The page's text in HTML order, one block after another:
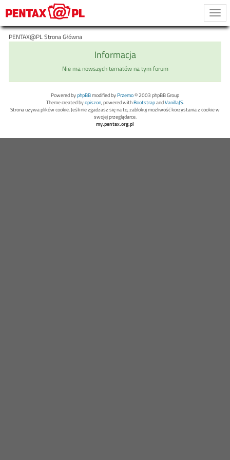
PENTAX@PL Strona Główna
Informacja
Nie ma nowszych tematów na tym forum
Powered byphpBBmodified byPrzemo© 2003 phpBB Group
Theme created byopiszon, powered withBootstrapandVanillaJS.
Strona używa plików cookie. Jeśli nie zgadzasz się na to, zablokuj możliwość korzystania z cookie w
swojej przeglądarce.
my.pentax.org.pl